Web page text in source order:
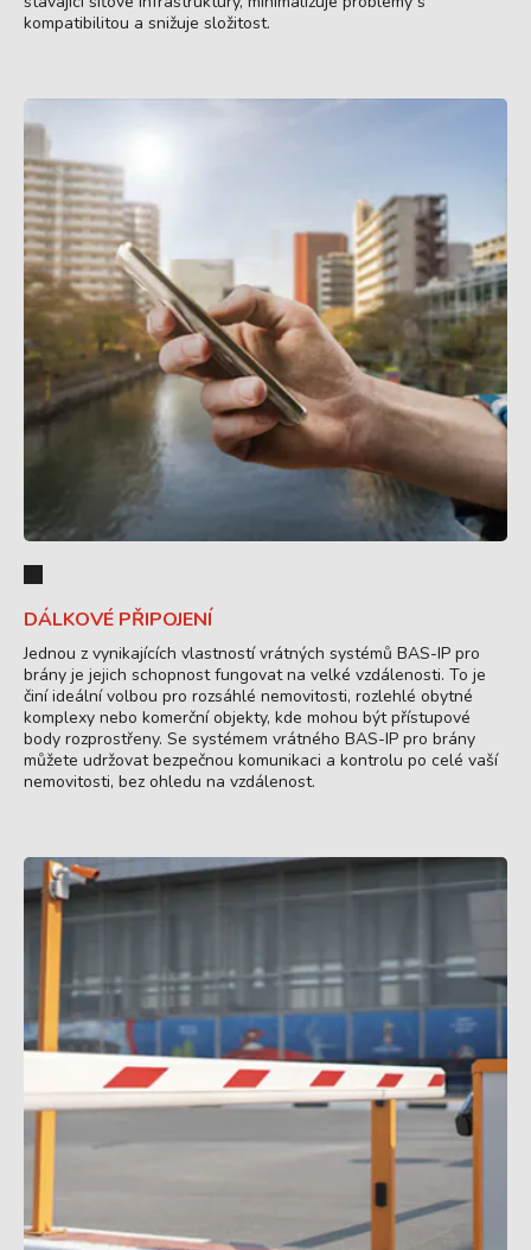
kompatibilitou a snižuje složitost.
DÁLKOVÉ PŘIPOJENÍ
Jednou z vynikajících vlastností vrátných systémů BAS-IP pro
brány je jejich schopnost fungovat na velké vzdálenosti. To je
činí ideální volbou pro rozsáhlé nemovitosti, rozlehlé obytné
komplexy nebo komerční objekty, kde mohou být přístupové
body rozprostřeny. Se systémem vrátného BAS-IP pro brány
můžete udržovat bezpečnou komunikaci a kontrolu po celé vaší
nemovitosti, bez ohledu na vzdálenost.